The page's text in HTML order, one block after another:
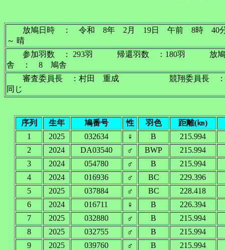
放鳩日時 ： 令和 8年 2月 19日 午前 8
～ 晴
参加羽数 ： 293羽 帰還羽数 ：180羽 放鳩者
舎 ： 8 鳩舎
審査委員長 ：村田 重成 競翔委員長 ：
同じ
序列 生年 鳩番号 性 羽色
距離(㎞)
1
2025 032634 ♀ B
215.994
2
2024 DA03540 ♂ BWP
215.994
3
2024 054780 ♂ B
215.994
4
2024 016936 ♂ BC
229.396
5
2025 037884 ♂ BC
228.418
6
2024 016711 ♀ B
226.394
7
2025 032880 ♂ B
215.994
8
2025 032755 ♂ B
215.994
9
2025 039760 ♂ B
215.994